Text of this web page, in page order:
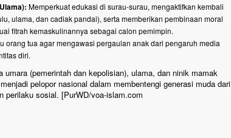
Memperkuat edukasi di surau-surau, mengaktifkan kembali
ulama, dan cadiak pandai), serta memberikan pembinaan moral
fitrah kemaskulinannya sebagai calon pemimpin.
orang tua agar mengawasi pergaulan anak dari pengaruh media
diri.
umara (pemerintah dan kepolisian), ulama, dan ninik mamak
pelopor nasional dalam membentengi generasi muda dari
perilaku sosial. [PurWD/voa-islam.com